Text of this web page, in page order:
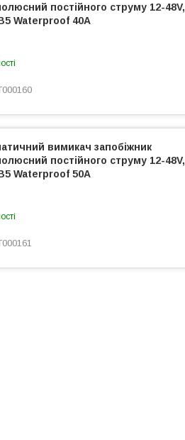
постійного струму 12-48V,
Waterproof 40A
вимикач запобіжник
постійного струму 12-48V,
Waterproof 50A